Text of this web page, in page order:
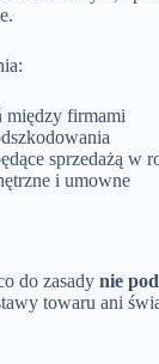
między firmami
sprzedażą w
i umowne
do zasady nie
towaru ani